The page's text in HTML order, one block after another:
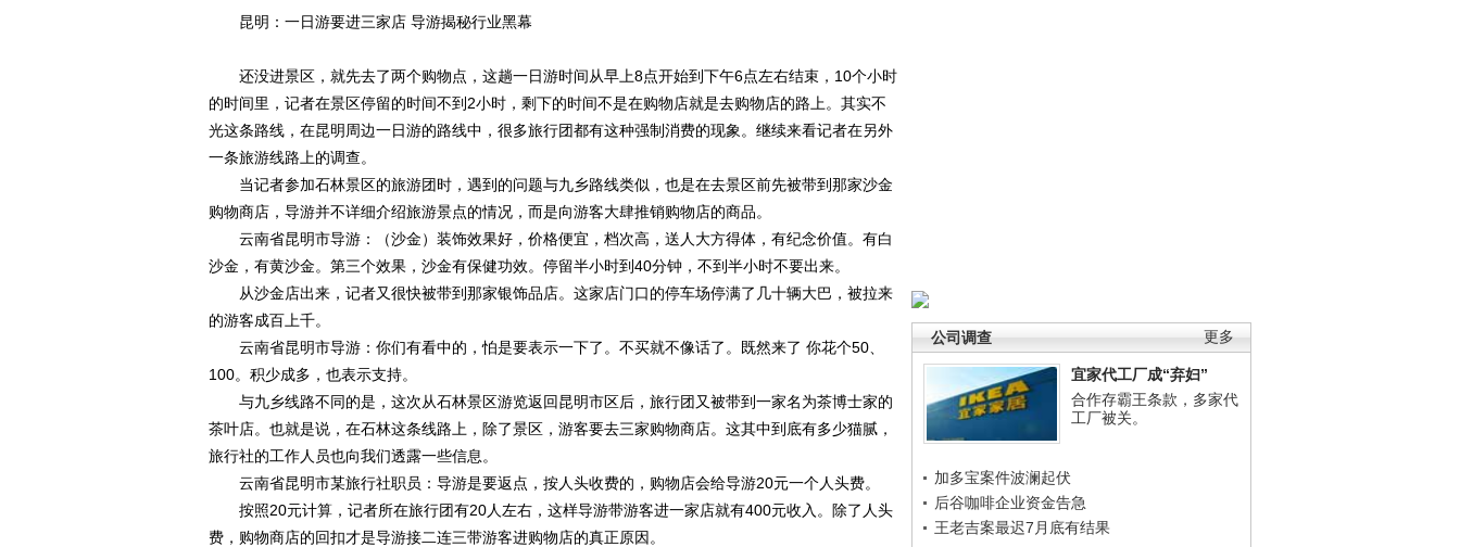
更多
公司调查
宜家代工厂成“弃妇”
合作存霸王条款，多家代
工厂被关。
加多宝案件波澜起伏
后谷咖啡企业资金告急
王老吉案最迟7月底有结果
昆明：一日游要进三家店 导游揭秘行业黑幕
还没进景区，就先去了两个购物点，这趟一日游时间从早上8点开始到下午6点左右结束，10个小时
的时间里，记者在景区停留的时间不到2小时，剩下的时间不是在购物店就是去购物店的路上。其实不
光这条路线，在昆明周边一日游的路线中，很多旅行团都有这种强制消费的现象。继续来看记者在另外
一条旅游线路上的调查。
当记者参加石林景区的旅游团时，遇到的问题与九乡路线类似，也是在去景区前先被带到那家沙金
购物商店，导游并不详细介绍旅游景点的情况，而是向游客大肆推销购物店的商品。
云南省昆明市导游：（沙金）装饰效果好，价格便宜，档次高，送人大方得体，有纪念价值。有白
沙金，有黄沙金。第三个效果，沙金有保健功效。停留半小时到40分钟，不到半小时不要出来。
从沙金店出来，记者又很快被带到那家银饰品店。这家店门口的停车场停满了几十辆大巴，被拉来
的游客成百上千。
云南省昆明市导游：你们有看中的，怕是要表示一下了。不买就不像话了。既然来了 你花个50、
100。积少成多，也表示支持。
与九乡线路不同的是，这次从石林景区游览返回昆明市区后，旅行团又被带到一家名为茶博士家的
茶叶店。也就是说，在石林这条线路上，除了景区，游客要去三家购物商店。这其中到底有多少猫腻，
旅行社的工作人员也向我们透露一些信息。
云南省昆明市某旅行社职员：导游是要返点，按人头收费的，购物店会给导游20元一个人头费。
按照20元计算，记者所在旅行团有20人左右，这样导游带游客进一家店就有400元收入。除了人头
费，购物商店的回扣才是导游接二连三带游客进购物店的真正原因。